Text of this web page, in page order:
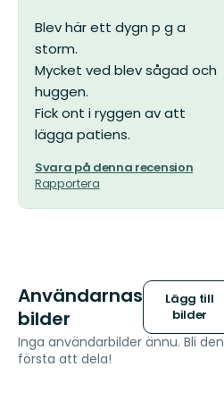
5
stjärnor
Blev här ett dygn p g a
storm.
Mycket ved blev sågad och
huggen.
Fick ont i ryggen av att
lägga patiens.
Svara på denna recension
Rapportera
Användarnas
bilder
Lägg till
bilder
Inga användarbilder ännu. Bli den
första att dela!